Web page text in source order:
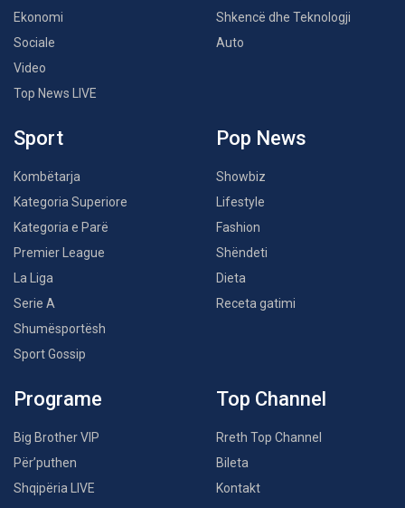
Ekonomi
Sociale
Video
Top News LIVE
Shkencë dhe Teknologji
Auto
Sport
Kombëtarja
Kategoria Superiore
Kategoria e Parë
Premier League
La Liga
Serie A
Shumësportësh
Sport Gossip
Pop News
Showbiz
Lifestyle
Fashion
Shëndeti
Dieta
Receta gatimi
Programe
Big Brother VIP
Për’puthen
Shqipëria LIVE
Top Channel
Rreth Top Channel
Bileta
Kontakt